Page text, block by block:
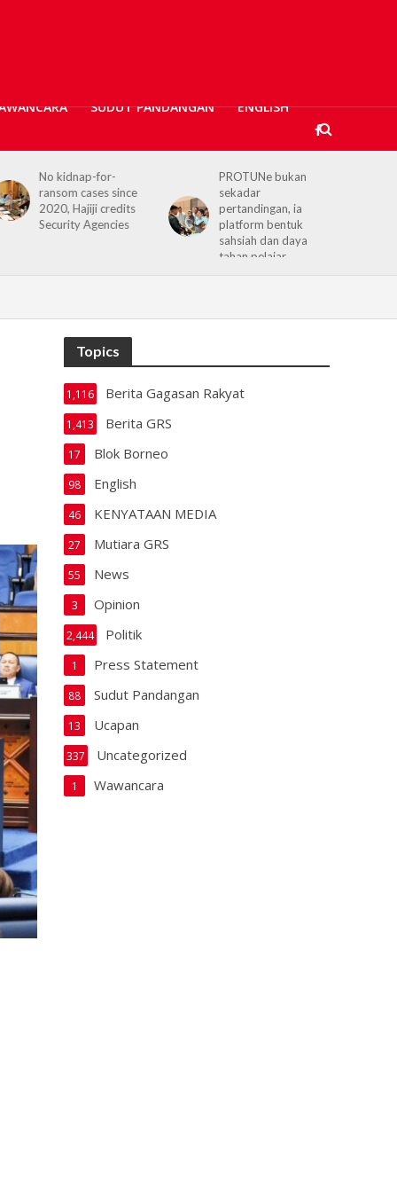
SUDUT PANDANGAN ENGLISH
PROTUNe bukan
sekadar
pertandingan, ia
platform bentuk
Hajiji receives UK High
Commissioner,
reaffirms enduring
Sabah–UK ties
Topics
Berita Gagasan Rakyat
1,116
Berita GRS
1,413
Blok Borneo
17
English
98
KENYATAAN MEDIA
46
Mutiara GRS
27
News
55
Opinion
3
Politik
2,444
Press Statement
1
Sudut Pandangan
88
Ucapan
13
Uncategorized
337
Wawancara
1